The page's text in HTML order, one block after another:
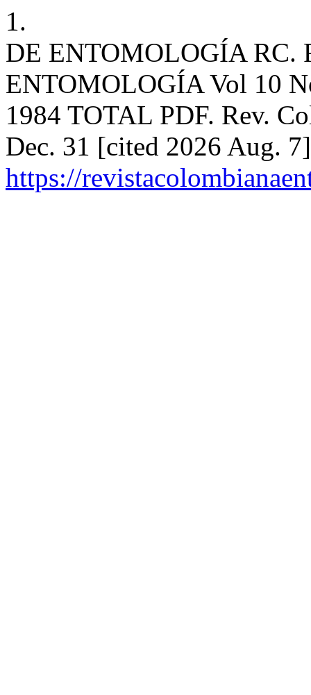
1.
DE ENTOMOLOGÍA
ENTOMOLOGÍA Vol 10
1984 TOTAL PDF. Rev.
Dec. 31 [cited 2026 Aug.
https://